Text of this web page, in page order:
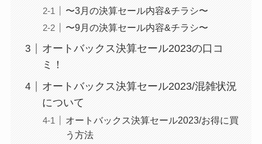
〜3月の決算セール内容&チラシ〜
〜9月の決算セール内容&チラシ〜
オートバックス決算セール2023の口コ
ミ！
オートバックス決算セール2023/混雑状況
について
オートバックス決算セール2023/お得に買
う方法